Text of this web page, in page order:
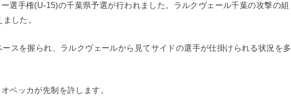
選手権(U-15)の千葉県予選が行われました。ラルクヴェール千葉の攻撃の組
した。
スを握られ、ラルクヴェールから見てサイドの選手が仕掛けられる状況を多
ベッカが先制を許します。